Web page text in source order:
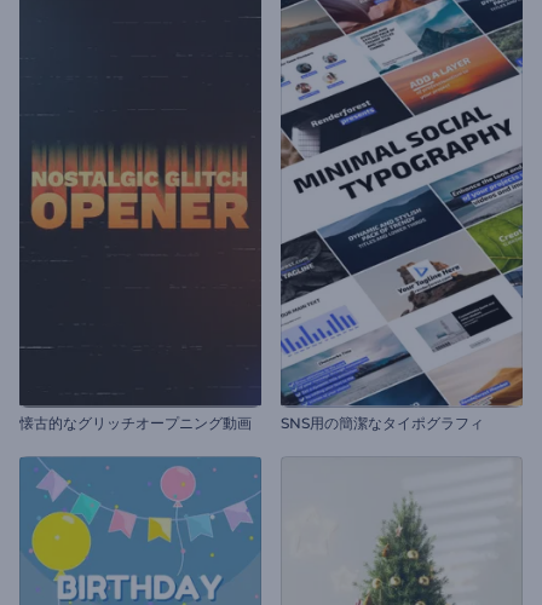
懐古的なグリッチオープニング動画 SNS用の簡潔なタイポグラフィ